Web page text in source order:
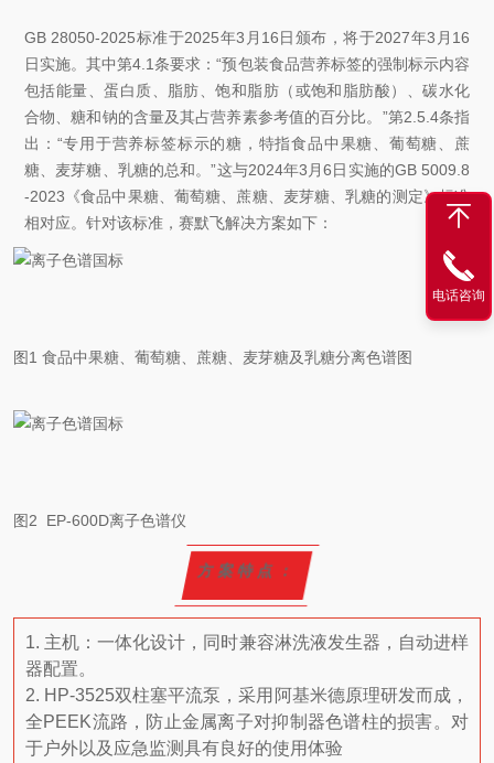
GB 28050-2025标准于2025年3月16日颁布，将于2027年3月16
日实施。其中第4.1条要求：“预包装食品营养标签的强制标示内容
包括能量、蛋白质、脂肪、饱和脂肪（或饱和脂肪酸）、碳水化
合物、糖和钠的含量及其占营养素参考值的百分比。”第2.5.4条指
出：“专用于营养标签标示的糖，特指食品中果糖、葡萄糖、蔗
糖、麦芽糖、乳糖的总和。”这与2024年3月6日实施的GB 5009.8
-2023《食品中果糖、葡萄糖、蔗糖、麦芽糖、乳糖的测定》标准
相对应。针对该标准，赛默飞解决方案如下：
图1 食品中果糖、葡萄糖、蔗糖、麦芽糖及乳糖分离色谱图
图2 EP-600D离子色谱仪
方案特点：
1. 主机：一体化设计，同时兼容淋洗液发生器，自动进样
器配置。
2. HP-3525双柱塞平流泵，采用阿基米德原理研发而成，
全PEEK流路，防止金属离子对抑制器色谱柱的损害。对
于户外以及应急监测具有良好的使用体验
电话咨询